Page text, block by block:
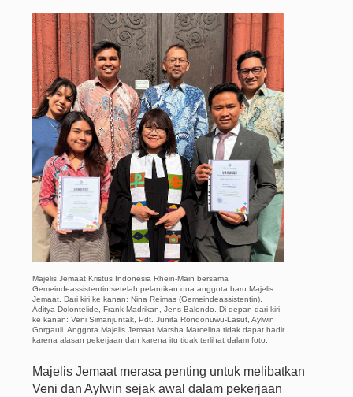
Majelis Jemaat Kristus Indonesia Rhein-Main bersama
Gemeindeassistentin setelah pelantikan dua anggota baru Majelis
Jemaat. Dari kiri ke kanan: Nina Reimas (Gemeindeassistentin),
Aditya Dolontelide, Frank Madrikan, Jens Balondo. Di depan dari kiri
ke kanan: Veni Simanjuntak, Pdt. Junita Rondonuwu-Lasut, Aylwin
Gorgauli. Anggota Majelis Jemaat Marsha Marcelina tidak dapat hadir
karena alasan pekerjaan dan karena itu tidak terlihat dalam foto.
Majelis Jemaat merasa penting untuk melibatkan
Veni dan Aylwin sejak awal dalam pekerjaan